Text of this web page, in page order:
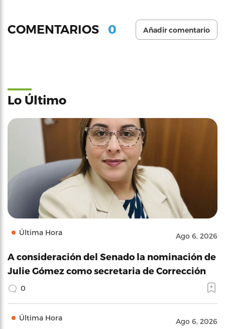
COMENTARIOS 0 Añadir comentario
Lo Último
Última Hora Ago 6, 2026
A consideración del Senado la nominación de
Julie Gómez como secretaria de Corrección
0
Última Hora Ago 6, 2026